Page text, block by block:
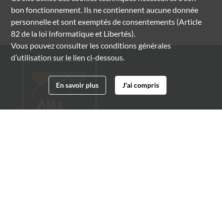
bon fonctionnement. Ils ne contiennent aucune donnée
personnelle et sont exemptés de consentements (Article
82 de la loi Informatique et Libertés).
Vous pouvez consulter les conditions générales
d’utilisation sur le lien ci-dessous.
En savoir plus J'ai compris